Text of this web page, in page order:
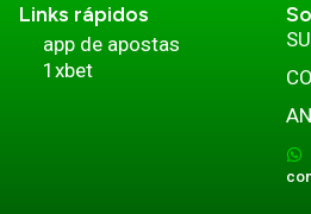
Links rápidos
app de apostas
1xbet